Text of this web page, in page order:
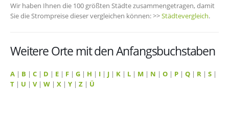
Wir haben Ihnen die 100 größten Städte zusammengetragen, damit
Sie die Strompreise dieser vergleichen können: >>Städtevergleich.
Weitere Orte mit den Anfangsbuchstaben
A | B | C | D | E | F | G | H | I | J | K | L | M | N | O | P | Q | R | S |
T | U | V| W | X | Y | Z | Ü